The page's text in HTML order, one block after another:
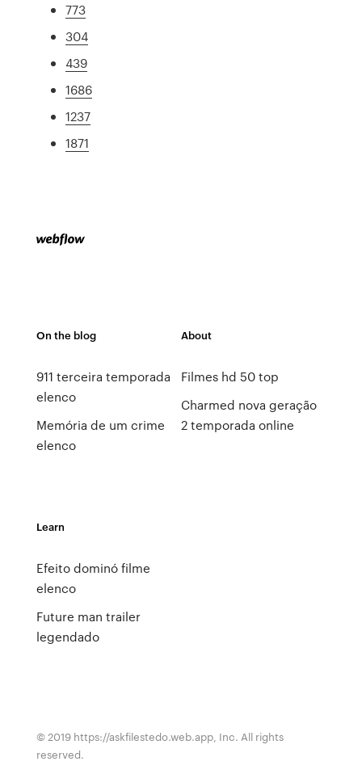
773
304
439
1686
1237
1871
On the blog
911 terceira temporada
elenco
Memória de um crime
elenco
About
Filmes hd 50 top
Charmed nova geração
2 temporada online
Learn
Efeito dominó filme
elenco
Future man trailer
legendado
© 2019 https://askfilestedo.web.app, Inc. All rights
reserved.